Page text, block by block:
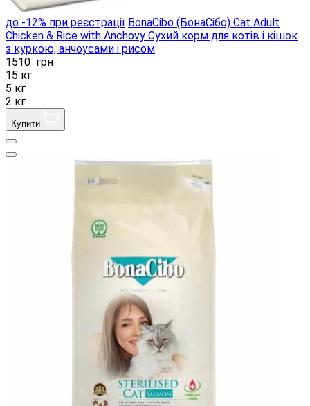
до -12% при реєстрації BonaCibo (БонаСібо) Cat Adult
Chicken & Rice with Anchovy Сухий корм для котів і кішок
з куркою, анчоусами і рисом
1510 грн
15 кг
5 кг
2 кг
Купити